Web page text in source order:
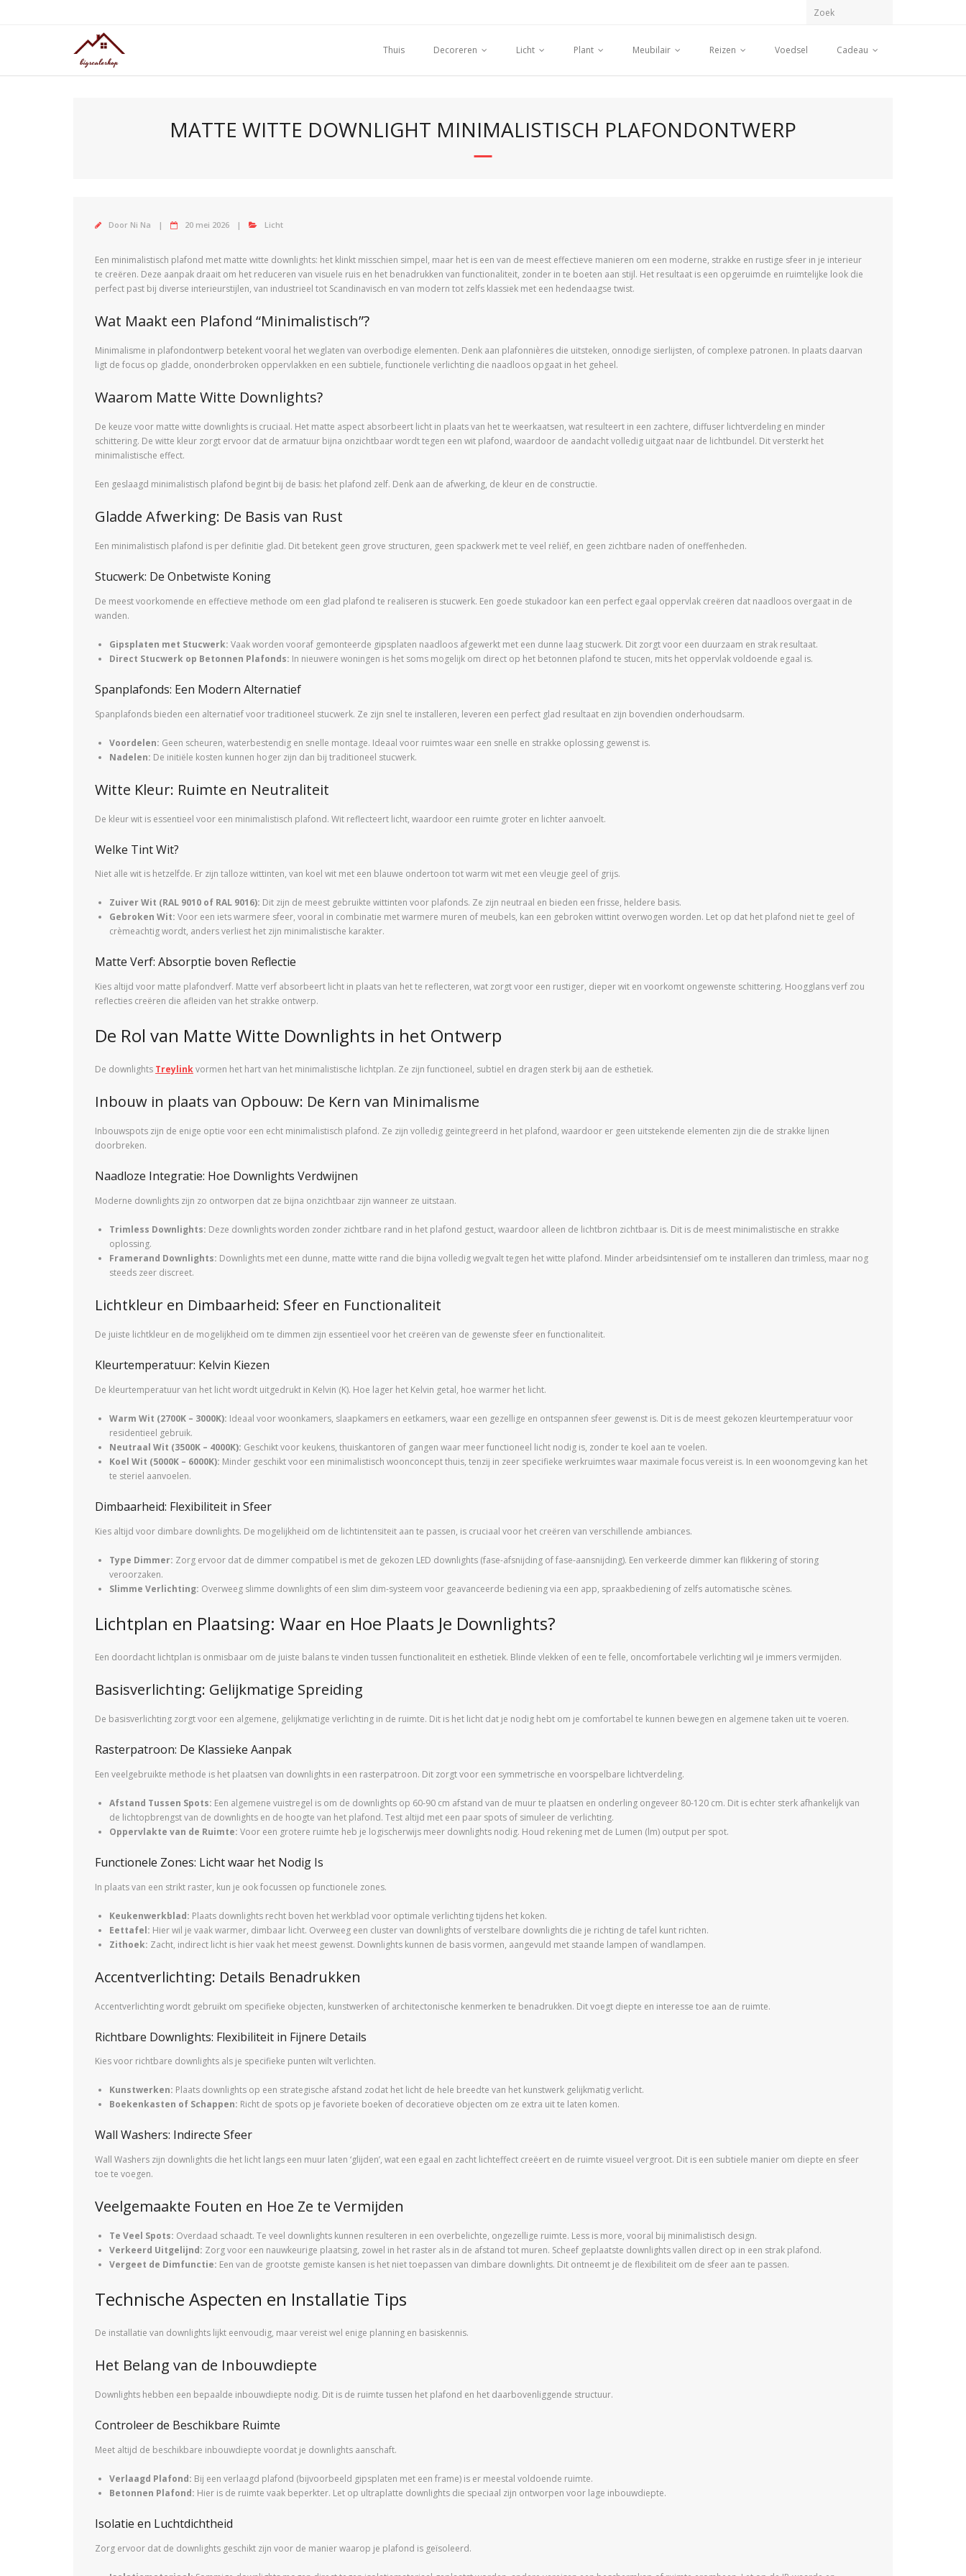
Thuis
Decoreren Licht Plant Meubilair Reizen Voedsel Cadeau
MATTE WITTE DOWNLIGHT MINIMALISTISCH PLAFONDONTWERP
Door Ni Na 20 mei 2026 Licht
Een minimalistisch plafond met matte witte downlights: het klinkt misschien simpel, maar het is een van de meest effectieve manieren om een moderne, strakke en rustige sfeer in je interieur
te creëren. Deze aanpak draait om het reduceren van visuele ruis en het benadrukken van functionaliteit, zonder in te boeten aan stijl. Het resultaat is een opgeruimde en ruimtelijke look die
perfect past bij diverse interieurstijlen, van industrieel tot Scandinavisch en van modern tot zelfs klassiek met een hedendaagse twist.
Wat Maakt een Plafond “Minimalistisch”?
Minimalisme in plafondontwerp betekent vooral het weglaten van overbodige elementen. Denk aan plafonnières die uitsteken, onnodige sierlijsten, of complexe patronen. In plaats daarvan
ligt de focus op gladde, ononderbroken oppervlakken en een subtiele, functionele verlichting die naadloos opgaat in het geheel.
Waarom Matte Witte Downlights?
De keuze voor matte witte downlights is cruciaal. Het matte aspect absorbeert licht in plaats van het te weerkaatsen, wat resulteert in een zachtere, diffuser lichtverdeling en minder
schittering. De witte kleur zorgt ervoor dat de armatuur bijna onzichtbaar wordt tegen een wit plafond, waardoor de aandacht volledig uitgaat naar de lichtbundel. Dit versterkt het
minimalistische effect.
Een geslaagd minimalistisch plafond begint bij de basis: het plafond zelf. Denk aan de afwerking, de kleur en de constructie.
Gladde Afwerking: De Basis van Rust
Een minimalistisch plafond is per definitie glad. Dit betekent geen grove structuren, geen spackwerk met te veel reliëf, en geen zichtbare naden of oneffenheden.
Stucwerk: De Onbetwiste Koning
De meest voorkomende en effectieve methode om een glad plafond te realiseren is stucwerk. Een goede stukadoor kan een perfect egaal oppervlak creëren dat naadloos overgaat in de
wanden.
Gipsplaten met Stucwerk: Vaak worden vooraf gemonteerde gipsplaten naadloos afgewerkt met een dunne laag stucwerk. Dit zorgt voor een duurzaam en strak resultaat.
Direct Stucwerk op Betonnen Plafonds: In nieuwere woningen is het soms mogelijk om direct op het betonnen plafond te stucen, mits het oppervlak voldoende egaal is.
Spanplafonds: Een Modern Alternatief
Spanplafonds bieden een alternatief voor traditioneel stucwerk. Ze zijn snel te installeren, leveren een perfect glad resultaat en zijn bovendien onderhoudsarm.
Voordelen: Geen scheuren, waterbestendig en snelle montage. Ideaal voor ruimtes waar een snelle en strakke oplossing gewenst is.
Nadelen: De initiële kosten kunnen hoger zijn dan bij traditioneel stucwerk.
Witte Kleur: Ruimte en Neutraliteit
De kleur wit is essentieel voor een minimalistisch plafond. Wit reflecteert licht, waardoor een ruimte groter en lichter aanvoelt.
Welke Tint Wit?
Niet alle wit is hetzelfde. Er zijn talloze wittinten, van koel wit met een blauwe ondertoon tot warm wit met een vleugje geel of grijs.
Zuiver Wit (RAL 9010 of RAL 9016): Dit zijn de meest gebruikte wittinten voor plafonds. Ze zijn neutraal en bieden een frisse, heldere basis.
Gebroken Wit: Voor een iets warmere sfeer, vooral in combinatie met warmere muren of meubels, kan een gebroken wittint overwogen worden. Let op dat het plafond niet te geel of
crèmeachtig wordt, anders verliest het zijn minimalistische karakter.
Matte Verf: Absorptie boven Reflectie
Kies altijd voor matte plafondverf. Matte verf absorbeert licht in plaats van het te reflecteren, wat zorgt voor een rustiger, dieper wit en voorkomt ongewenste schittering. Hoogglans verf zou
reflecties creëren die afleiden van het strakke ontwerp.
De Rol van Matte Witte Downlights in het Ontwerp
De downlights Treylinkvormen het hart van het minimalistische lichtplan. Ze zijn functioneel, subtiel en dragen sterk bij aan de esthetiek.
Inbouw in plaats van Opbouw: De Kern van Minimalisme
Inbouwspots zijn de enige optie voor een echt minimalistisch plafond. Ze zijn volledig geïntegreerd in het plafond, waardoor er geen uitstekende elementen zijn die de strakke lijnen
doorbreken.
Naadloze Integratie: Hoe Downlights Verdwijnen
Moderne downlights zijn zo ontworpen dat ze bijna onzichtbaar zijn wanneer ze uitstaan.
Trimless Downlights: Deze downlights worden zonder zichtbare rand in het plafond gestuct, waardoor alleen de lichtbron zichtbaar is. Dit is de meest minimalistische en strakke
oplossing.
Framerand Downlights: Downlights met een dunne, matte witte rand die bijna volledig wegvalt tegen het witte plafond. Minder arbeidsintensief om te installeren dan trimless, maar nog
steeds zeer discreet.
Lichtkleur en Dimbaarheid: Sfeer en Functionaliteit
De juiste lichtkleur en de mogelijkheid om te dimmen zijn essentieel voor het creëren van de gewenste sfeer en functionaliteit.
Kleurtemperatuur: Kelvin Kiezen
De kleurtemperatuur van het licht wordt uitgedrukt in Kelvin (K). Hoe lager het Kelvin getal, hoe warmer het licht.
Warm Wit (2700K – 3000K): Ideaal voor woonkamers, slaapkamers en eetkamers, waar een gezellige en ontspannen sfeer gewenst is. Dit is de meest gekozen kleurtemperatuur voor
residentieel gebruik.
Neutraal Wit (3500K – 4000K): Geschikt voor keukens, thuiskantoren of gangen waar meer functioneel licht nodig is, zonder te koel aan te voelen.
Koel Wit (5000K – 6000K): Minder geschikt voor een minimalistisch woonconcept thuis, tenzij in zeer specifieke werkruimtes waar maximale focus vereist is. In een woonomgeving kan het
te steriel aanvoelen.
Dimbaarheid: Flexibiliteit in Sfeer
Kies altijd voor dimbare downlights. De mogelijkheid om de lichtintensiteit aan te passen, is cruciaal voor het creëren van verschillende ambiances.
Type Dimmer: Zorg ervoor dat de dimmer compatibel is met de gekozen LED downlights (fase-afsnijding of fase-aansnijding). Een verkeerde dimmer kan flikkering of storing
veroorzaken.
Slimme Verlichting: Overweeg slimme downlights of een slim dim-systeem voor geavanceerde bediening via een app, spraakbediening of zelfs automatische scènes.
Lichtplan en Plaatsing: Waar en Hoe Plaats Je Downlights?
Een doordacht lichtplan is onmisbaar om de juiste balans te vinden tussen functionaliteit en esthetiek. Blinde vlekken of een te felle, oncomfortabele verlichting wil je immers vermijden.
Basisverlichting: Gelijkmatige Spreiding
De basisverlichting zorgt voor een algemene, gelijkmatige verlichting in de ruimte. Dit is het licht dat je nodig hebt om je comfortabel te kunnen bewegen en algemene taken uit te voeren.
Rasterpatroon: De Klassieke Aanpak
Een veelgebruikte methode is het plaatsen van downlights in een rasterpatroon. Dit zorgt voor een symmetrische en voorspelbare lichtverdeling.
Afstand Tussen Spots: Een algemene vuistregel is om de downlights op 60-90 cm afstand van de muur te plaatsen en onderling ongeveer 80-120 cm. Dit is echter sterk afhankelijk van
de lichtopbrengst van de downlights en de hoogte van het plafond. Test altijd met een paar spots of simuleer de verlichting.
Oppervlakte van de Ruimte: Voor een grotere ruimte heb je logischerwijs meer downlights nodig. Houd rekening met de Lumen (lm) output per spot.
Functionele Zones: Licht waar het Nodig Is
In plaats van een strikt raster, kun je ook focussen op functionele zones.
Keukenwerkblad: Plaats downlights recht boven het werkblad voor optimale verlichting tijdens het koken.
Eettafel: Hier wil je vaak warmer, dimbaar licht. Overweeg een cluster van downlights of verstelbare downlights die je richting de tafel kunt richten.
Zithoek: Zacht, indirect licht is hier vaak het meest gewenst. Downlights kunnen de basis vormen, aangevuld met staande lampen of wandlampen.
Accentverlichting: Details Benadrukken
Accentverlichting wordt gebruikt om specifieke objecten, kunstwerken of architectonische kenmerken te benadrukken. Dit voegt diepte en interesse toe aan de ruimte.
Richtbare Downlights: Flexibiliteit in Fijnere Details
Kies voor richtbare downlights als je specifieke punten wilt verlichten.
Kunstwerken: Plaats downlights op een strategische afstand zodat het licht de hele breedte van het kunstwerk gelijkmatig verlicht.
Boekenkasten of Schappen: Richt de spots op je favoriete boeken of decoratieve objecten om ze extra uit te laten komen.
Wall Washers: Indirecte Sfeer
Wall Washers zijn downlights die het licht langs een muur laten ‘glijden’, wat een egaal en zacht lichteffect creëert en de ruimte visueel vergroot. Dit is een subtiele manier om diepte en sfeer
toe te voegen.
Veelgemaakte Fouten en Hoe Ze te Vermijden
Te Veel Spots: Overdaad schaadt. Te veel downlights kunnen resulteren in een overbelichte, ongezellige ruimte. Less is more, vooral bij minimalistisch design.
Verkeerd Uitgelijnd: Zorg voor een nauwkeurige plaatsing, zowel in het raster als in de afstand tot muren. Scheef geplaatste downlights vallen direct op in een strak plafond.
Vergeet de Dimfunctie: Een van de grootste gemiste kansen is het niet toepassen van dimbare downlights. Dit ontneemt je de flexibiliteit om de sfeer aan te passen.
Technische Aspecten en Installatie Tips
De installatie van downlights lijkt eenvoudig, maar vereist wel enige planning en basiskennis.
Het Belang van de Inbouwdiepte
Downlights hebben een bepaalde inbouwdiepte nodig. Dit is de ruimte tussen het plafond en het daarbovenliggende structuur.
Controleer de Beschikbare Ruimte
Meet altijd de beschikbare inbouwdiepte voordat je downlights aanschaft.
Verlaagd Plafond: Bij een verlaagd plafond (bijvoorbeeld gipsplaten met een frame) is er meestal voldoende ruimte.
Betonnen Plafond: Hier is de ruimte vaak beperkter. Let op ultraplatte downlights die speciaal zijn ontworpen voor lage inbouwdiepte.
Isolatie en Luchtdichtheid
Zorg ervoor dat de downlights geschikt zijn voor de manier waarop je plafond is geïsoleerd.